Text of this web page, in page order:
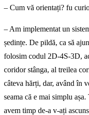
– Cum vă orientați? fu
– Am implementat un
ședințe. De pildă, ca să
folosim codul 2D-4S-3D,
coridor stânga, al treilea
câteva hărți, dar, având în
seama că e mai simplu
avem timp de-a v-ați